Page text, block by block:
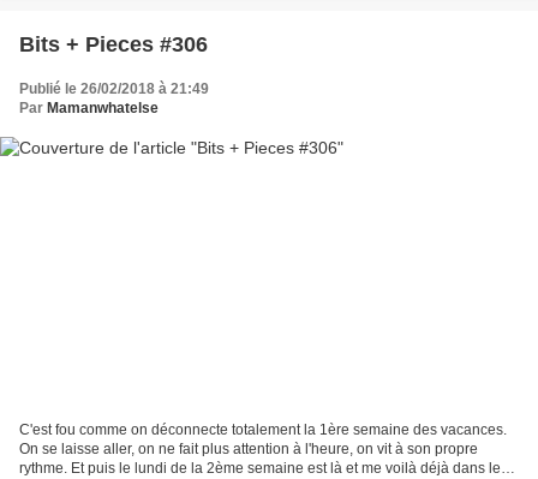
Bits + Pieces #306
Publié le 26/02/2018 à 21:49
Par Mamanwhatelse
C'est fou comme on déconnecte totalement la 1ère semaine des vacances.
On se laisse aller, on ne fait plus attention à l'heure, on vit à son propre
rythme. Et puis le lundi de la 2ème semaine est là et me voilà déjà dans le